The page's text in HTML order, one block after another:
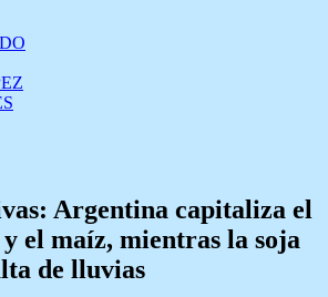
Argentina capitaliza el
el maíz, mientras la soja
de lluvias